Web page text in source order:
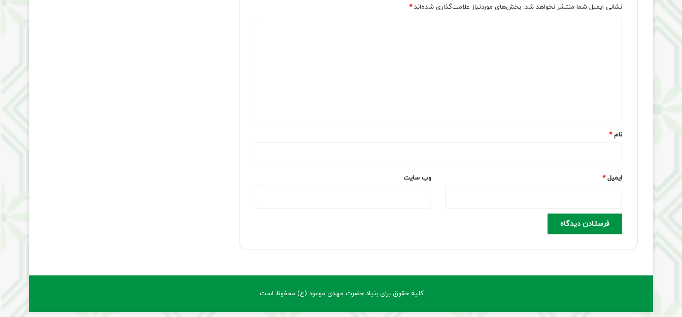
نشانی ایمیل شما منتشر نخواهد شد. بخش‌های موردنیاز علامت‌گذاری شده‌اند*
نام*
ایمیل* وب‌ سایت
کلیه حقوق برای بنیاد حضرت مهدی موعود (ع) محفوظ است.